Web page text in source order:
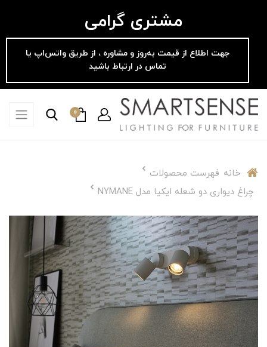
مشتری گرامی
جهت اطلاع از قیمت به‌روز و مشاوره ، از طریق واتس‌اپ یا
تماس در ارتباط باشید
0
خانه فهرست محصولات
چراغ دیواری دو شعله ایکیا مدل NYMANE